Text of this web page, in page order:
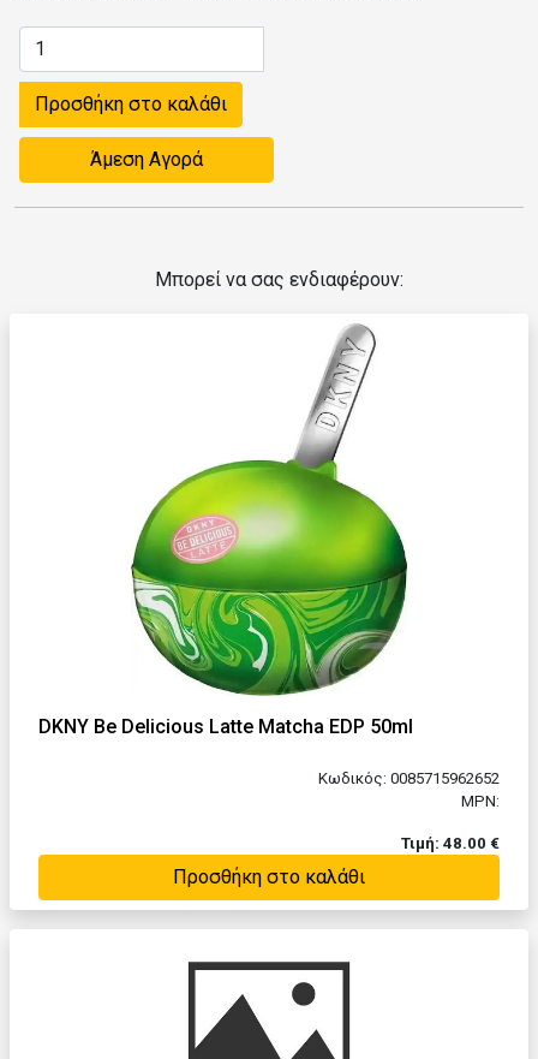
Προσθήκη στο καλάθι
Άμεση Αγορά
Μπορεί να σας ενδιαφέρουν:
DKNY Be Delicious Latte Matcha EDP 50ml
Κωδικός: 0085715962652
MPN:
Τιμή: 48.00 €
Προσθήκη στο καλάθι